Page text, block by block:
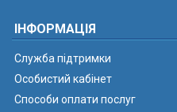
ІНФОРМАЦІЯ
Служба підтримки
Особистий кабінет
Способи оплати послуг